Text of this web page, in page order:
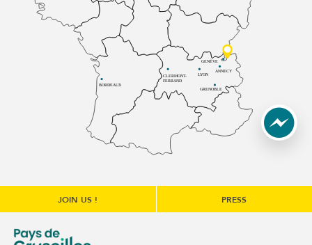
BORDEAUX
CLERMONT-
FERRAND
LYON
ANNECY
GRENOBLE
GENÈVE
JOIN US ! PRESS
nouvelle fenêtre)
communes du Genévois (s'ouvre dans une nouvelle
Communauté de communes du Pays de Cruseilles